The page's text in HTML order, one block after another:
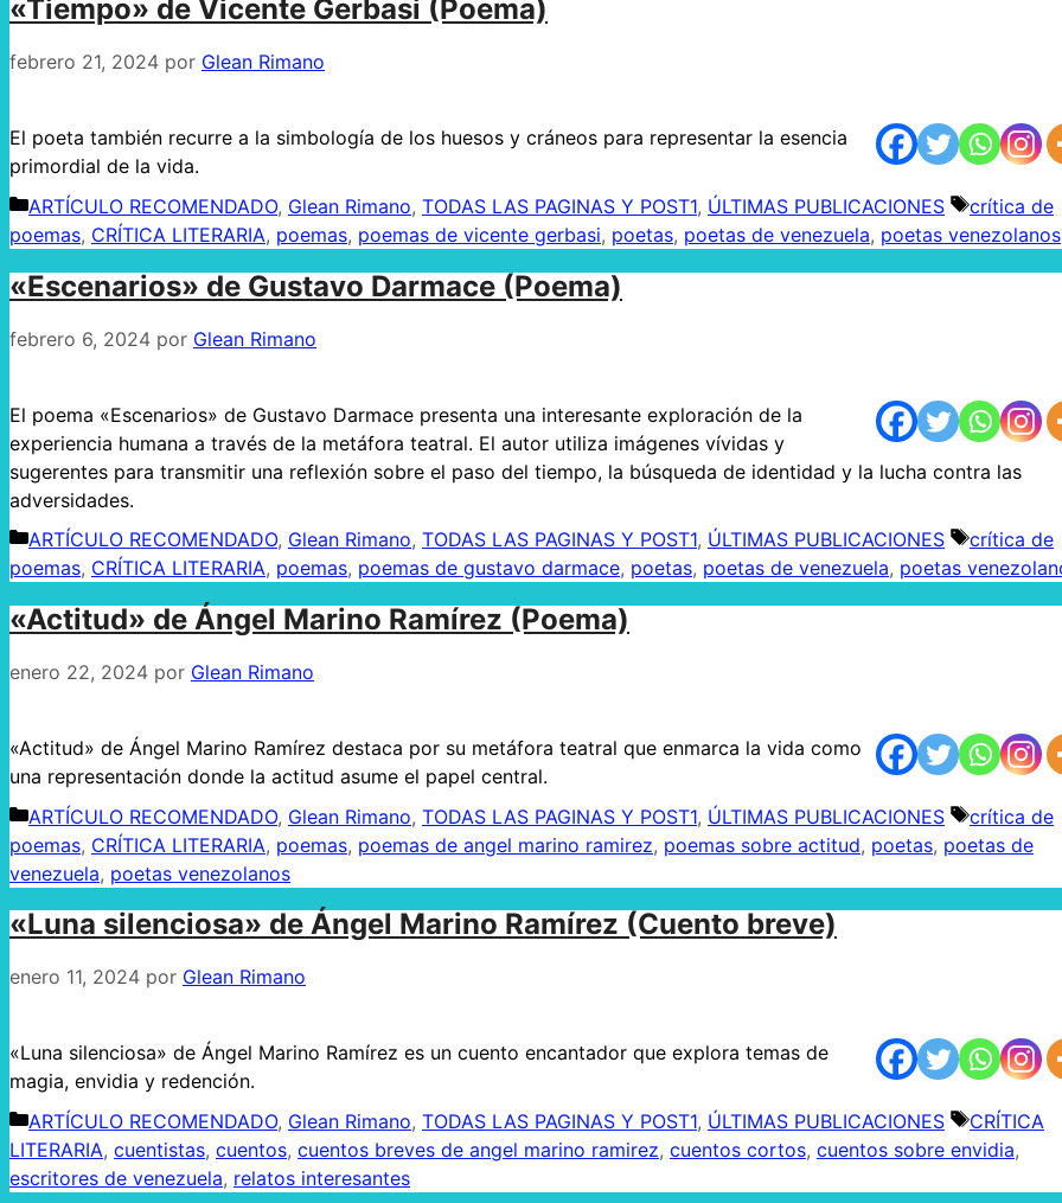
«Tiempo» de Vicente Gerbasi (Poema)
febrero 21, 2024 por Glean Rimano
El poeta también recurre a la simbología de los huesos y cráneos para representar la esencia
primordial de la vida.
Categorías
ARTÍCULO RECOMENDADO, Glean Rimano, TODAS LAS PAGINAS Y POST1, ÚLTIMAS PUBLICACIONES Etiquetas
crítica de
poemas, CRÍTICA LITERARIA, poemas, poemas de vicente gerbasi, poetas, poetas de venezuela, poetas venezolanos
«Escenarios» de Gustavo Darmace (Poema)
febrero 6, 2024 por Glean Rimano
El poema «Escenarios» de Gustavo Darmace presenta una interesante exploración de la
experiencia humana a través de la metáfora teatral. El autor utiliza imágenes vívidas y
sugerentes para transmitir una reflexión sobre el paso del tiempo, la búsqueda de identidad y la lucha contra las
adversidades.
Categorías
ARTÍCULO RECOMENDADO, Glean Rimano, TODAS LAS PAGINAS Y POST1, ÚLTIMAS PUBLICACIONES Etiquetas
crítica de
poemas, CRÍTICA LITERARIA, poemas, poemas de gustavo darmace, poetas, poetas de venezuela, poetas
«Actitud» de Ángel Marino Ramírez (Poema)
enero 22, 2024 por Glean Rimano
«Actitud» de Ángel Marino Ramírez destaca por su metáfora teatral que enmarca la vida como
una representación donde la actitud asume el papel central.
Categorías
ARTÍCULO RECOMENDADO, Glean Rimano, TODAS LAS PAGINAS Y POST1, ÚLTIMAS PUBLICACIONES Etiquetas
crítica de
poemas, CRÍTICA LITERARIA, poemas, poemas de angel marino ramirez, poemas sobre actitud, poetas, poetas de
venezuela, poetas venezolanos
«Luna silenciosa» de Ángel Marino Ramírez (Cuento breve)
enero 11, 2024 por Glean Rimano
«Luna silenciosa» de Ángel Marino Ramírez es un cuento encantador que explora temas de
magia, envidia y redención.
Categorías
ARTÍCULO RECOMENDADO, Glean Rimano, TODAS LAS PAGINAS Y POST1, ÚLTIMAS PUBLICACIONES Etiquetas
CRÍTICA
LITERARIA, cuentistas, cuentos, cuentos breves de angel marino ramirez, cuentos cortos, cuentos sobre envidia,
escritores de venezuela, relatos interesantes